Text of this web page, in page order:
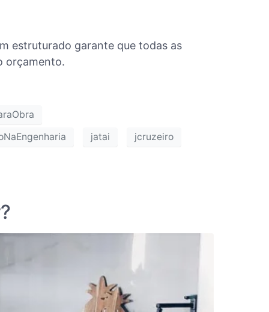
estruturado garante que todas as
orçamento.
jatai
jcruzeiro